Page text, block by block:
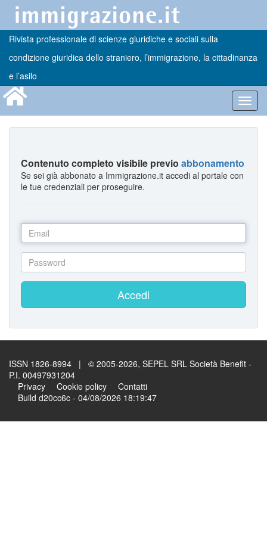
Rivista professionale di scienze giuridiche e sociali sulla
condizione giuridica dello straniero, l’immigrazione, la cittadinanza
e l’asilo
Contenuto completo visibile previo abbonamento
Se sei già abbonato a Immigrazione.it accedi al portale con
le tue credenziali per proseguire.
Accedi
ISSN 1826-8994 | © 2005-2026, SEPEL SRL Società Benefit -
P.I. 00497931204
Privacy
Cookie policy
Contatti
Build d20cc6c - 04/08/2026 18:19:47